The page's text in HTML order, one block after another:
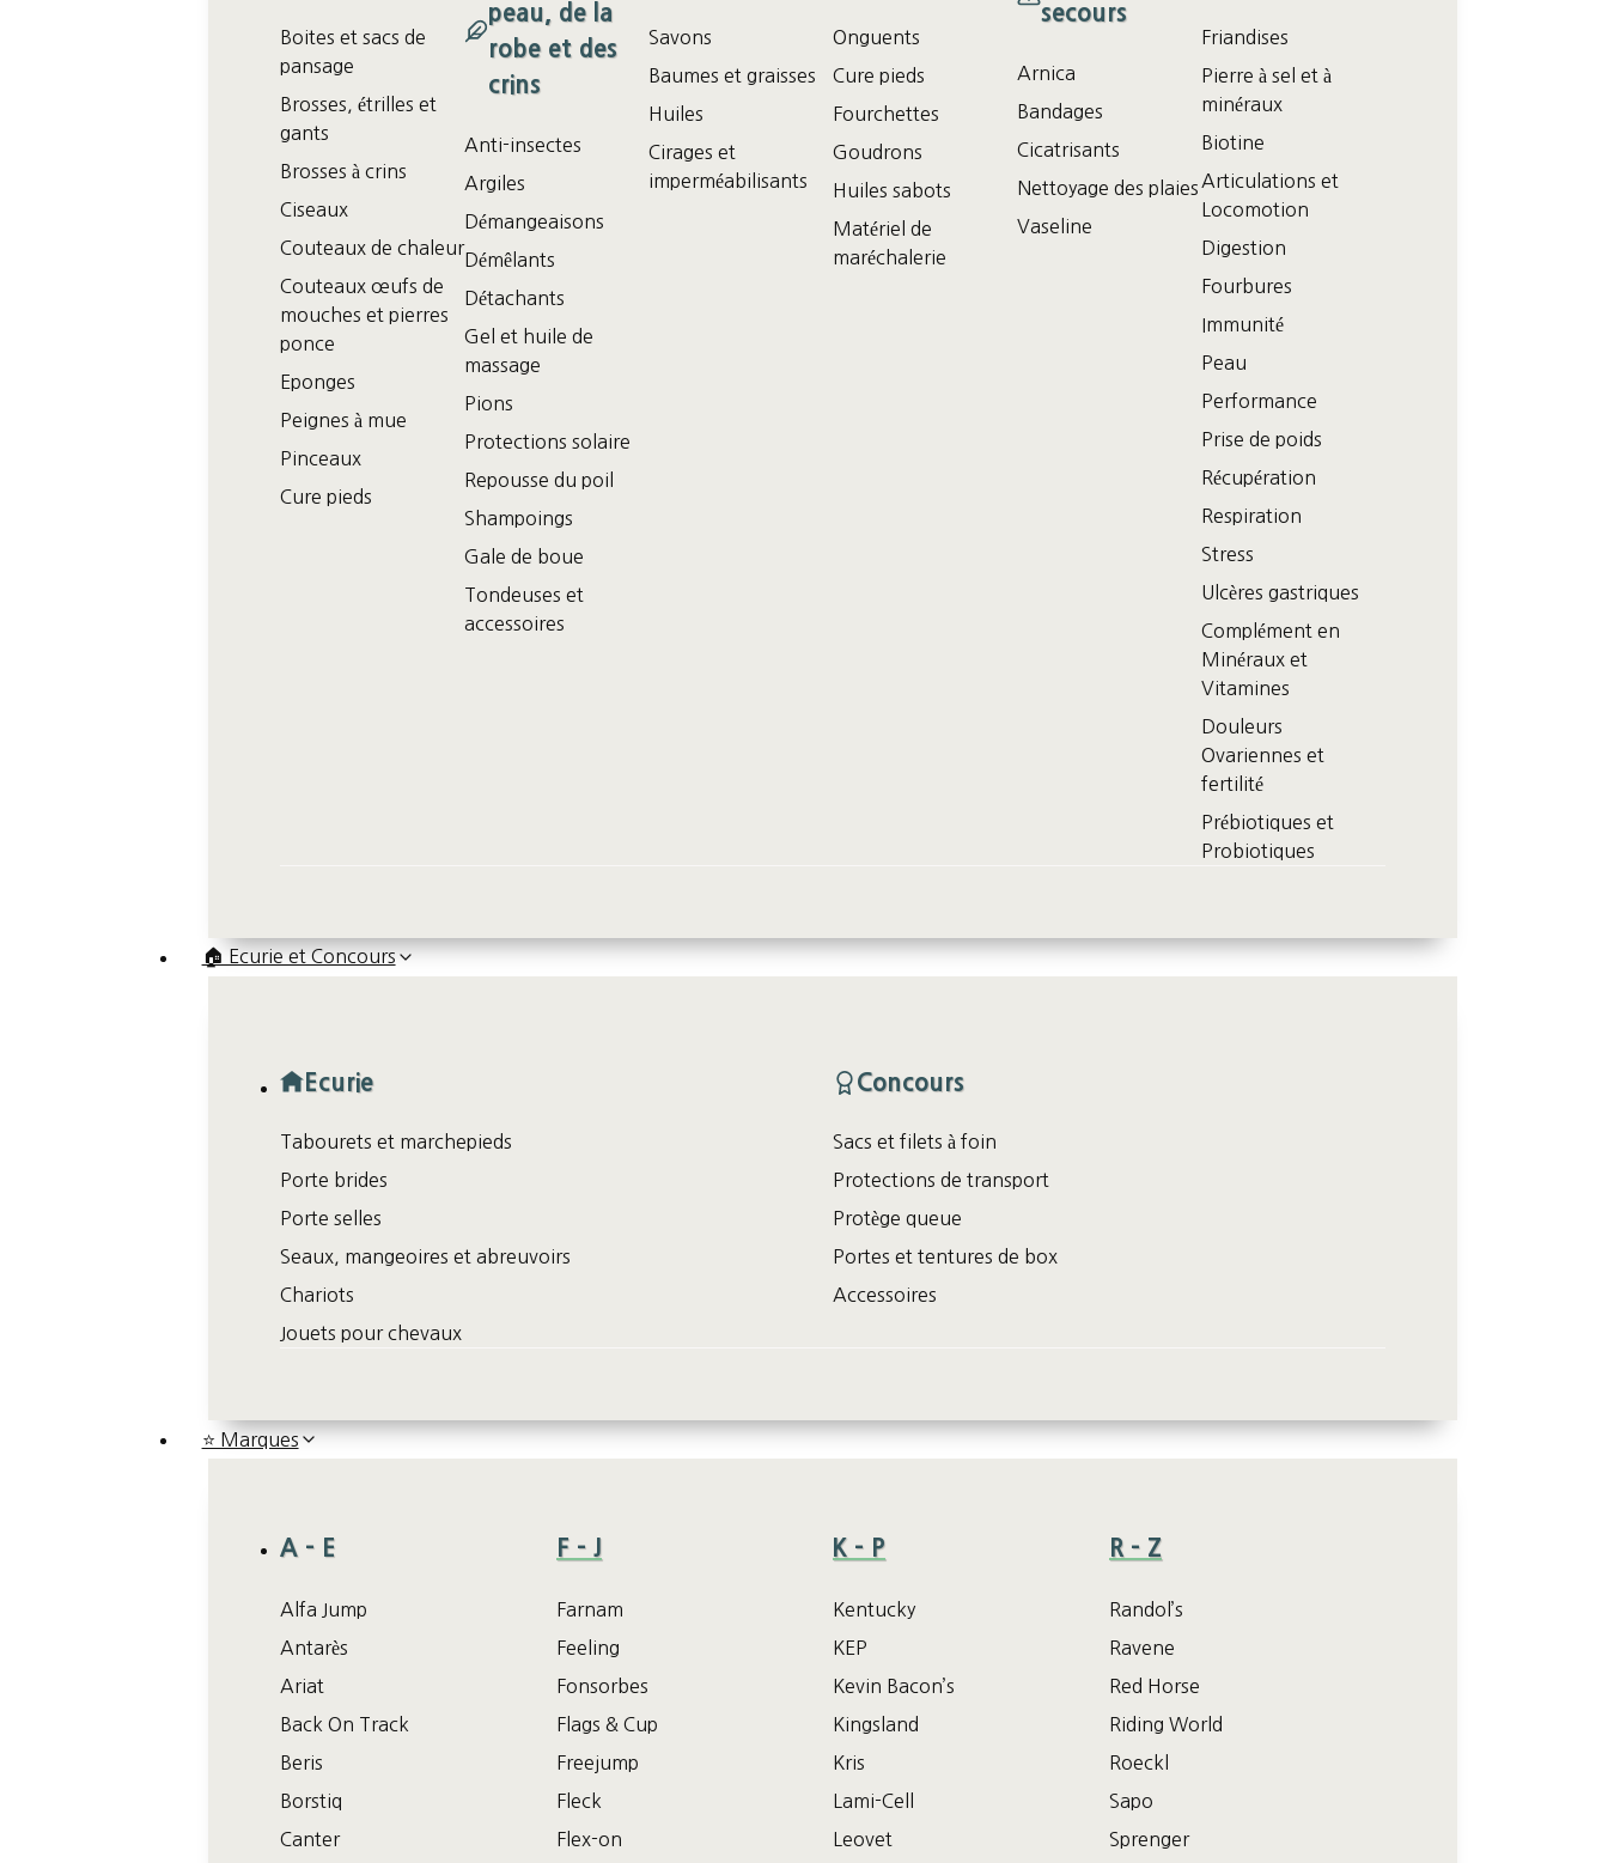
Boites et sacs de
pansage
Brosses, étrilles et
gants
Brosses à crins
Ciseaux
Couteaux de chaleur
Couteaux œufs de
mouches et pierres
ponce
Eponges
Peignes à mue
Pinceaux
Cure pieds
peau, de la
robe et des
crins
Anti-insectes
Argiles
Démangeaisons
Démêlants
Détachants
Gel et huile de
massage
Pions
Protections solaire
Repousse du poil
Shampoings
Gale de boue
Tondeuses et
accessoires
Savons
Baumes et graisses
Huiles
Cirages et
imperméabilisants
Onguents
Cure pieds
Fourchettes
Goudrons
Huiles sabots
Matériel de
maréchalerie
secours
Arnica
Bandages
Cicatrisants
Nettoyage des plaies
Vaseline
Friandises
Pierre à sel et à
minéraux
Biotine
Articulations et
Locomotion
Digestion
Fourbures
Immunité
Peau
Performance
Prise de poids
Récupération
Respiration
Stress
Ulcères gastriques
Complément en
Minéraux et
Vitamines
Douleurs
Ovariennes et
fertilité
Prébiotiques et
Probiotiques
🏠 Ecurie et Concours
Ecurie
Tabourets et marchepieds
Porte brides
Porte selles
Seaux, mangeoires et abreuvoirs
Chariots
Jouets pour chevaux
Concours
Sacs et filets à foin
Protections de transport
Protège queue
Portes et tentures de box
Accessoires
⭐ Marques
A – E
Alfa Jump
Antarès
Ariat
Back On Track
Beris
Borstiq
Canter
F – J
Farnam
Feeling
Fonsorbes
Flags & Cup
Freejump
Fleck
Flex-on
K – P
Kentucky
KEP
Kevin Bacon’s
Kingsland
Kris
Lami-Cell
Leovet
R – Z
Randol’s
Ravene
Red Horse
Riding World
Roeckl
Sapo
Sprenger